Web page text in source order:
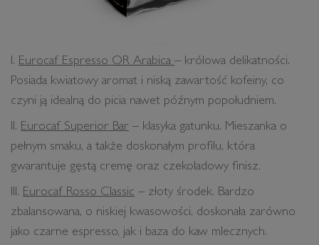
Eurocaf Espresso OR Arabica– królowa delikatności.
Posiada kwiatowy aromat i niską zawartość kofeiny, co
czyni ją idealną do picia nawet późnym popołudniem.
Eurocaf Superior Bar – klasyka gatunku. Mieszanka o
pełnym smaku, a także doskonałym profilu, która
gwarantuje gęstą cremę oraz czekoladowy finisz.
Eurocaf Rosso Classic – złoty środek. Bardzo
zbalansowana, o niskiej kwasowości, doskonała zarówno
jako czarne espresso, jak i baza do kaw mlecznych.